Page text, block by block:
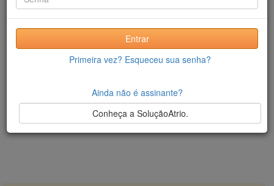
Entrar
Primeira vez? Esqueceu sua senha?
Ainda não é assinante?
Conheça a SoluçãoAtrio.